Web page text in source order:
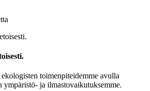
toimenpiteidemme avulla
ja ilmastovaikutuksemme.